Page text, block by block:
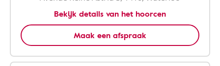
Bekijk details van het hoorcen
Maak een afspraak